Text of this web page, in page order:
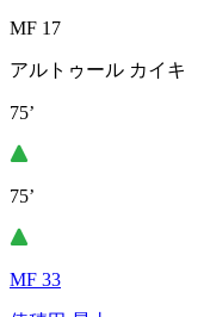
MF 17
アルトゥール カイキ
75’
75’
MF 33